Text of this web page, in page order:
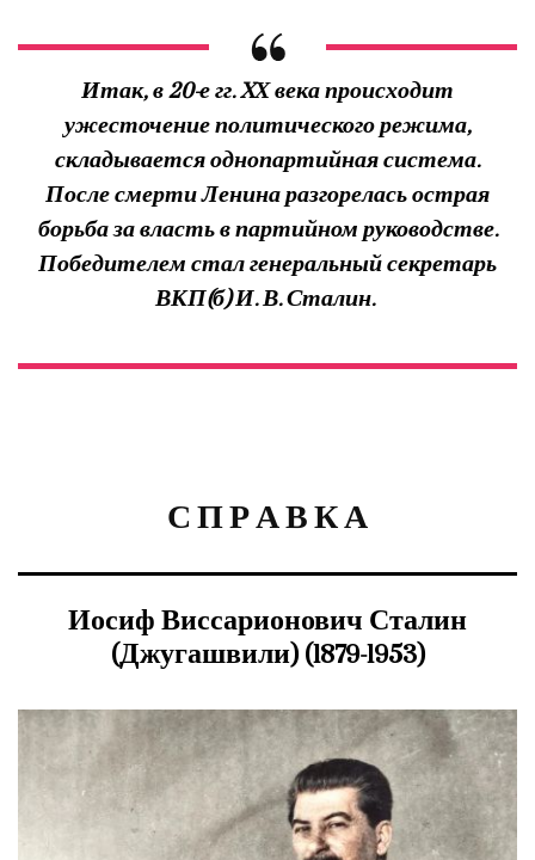
Итак, в 20-е гг. XХ века происходит
ужесточение политического режима,
складывается однопартийная система.
После смерти Ленина разгорелась острая
борьба за власть в партийном руководстве.
Победителем стал генеральный секретарь
ВКП(б) И. В. Сталин.
С П Р А В К А
Иосиф Виссарионович Сталин
(Джугашвили) (1879-1953)